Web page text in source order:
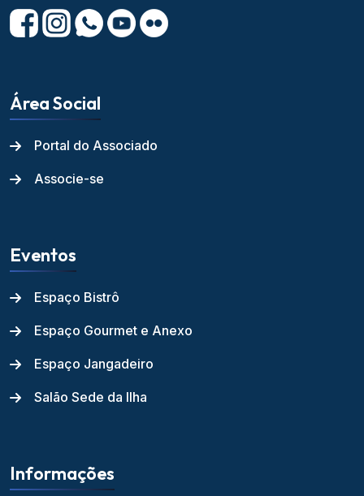
Área Social
Portal do Associado
Associe-se
Eventos
Espaço Bistrô
Espaço Gourmet e Anexo
Espaço Jangadeiro
Salão Sede da Ilha
Informações